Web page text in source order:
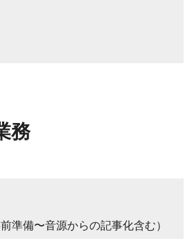
務
準備〜音源からの記事化含む）